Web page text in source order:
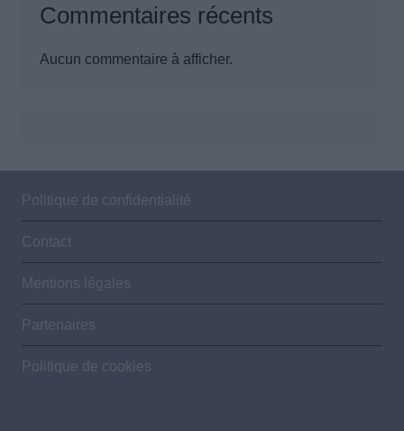
Commentaires récents
Aucun commentaire à afficher.
Politique de confidentialité
Contact
Mentions légales
Partenaires
Politique de cookies